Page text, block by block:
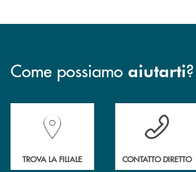
Come possiamo aiutarti?
Accedi all' elenco completo delle filiali della
TROVA LA FILIALE
Hai bisogno di
CONTATTO DIRETTO